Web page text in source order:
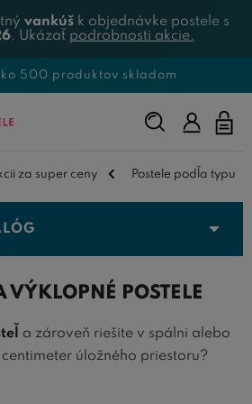
vankúšk objednávke postele s
. Ukázať podrobnosti akcie.
500 produktov skladom
Napíšte,
čo
za super ceny Postele podľa typu
VÝKLOPNÉ POSTELE
a zároveň riešite v spálni alebo
úložného priestoru?
postele